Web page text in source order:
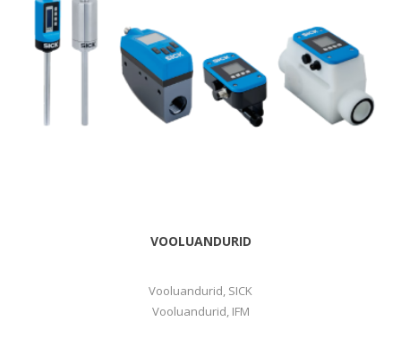
VOOLUANDURID
Vooluandurid, SICK
Vooluandurid, IFM